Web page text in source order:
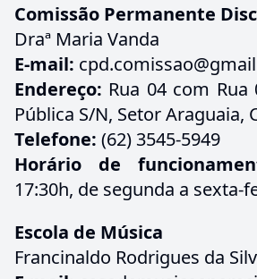
Comissão Permanente
Draª Maria Vanda
E-mail:
Endereço: Rua 04 com Rua
Pública S/N, Setor Araguaia,
Telefone: (62) 3545-5949
Horário de
17:30h, de segunda a sexta-
Escola de Música
Francinaldo Rodrigues da